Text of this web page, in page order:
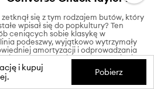
się z tym rodzajem butów, który
wpisał się do popkultury? Ten
ceniących sobie klasykę w
podeszwy, wyjątkowo wytrzymały
amortyzacji i odprowadzania
przy wyborze idealnych dla siebie
kostki, możesz sięgnąć po
nie tylko do sportowych
Wysokie trampki możesz
i kupuj
Pobierz